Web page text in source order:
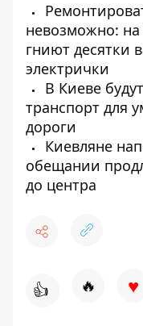
невозможно:
гниют десятки
электрички
В Киеве
транспорт для
дороги
Киевляне
обещании
до центра
👍 🔥 ♥